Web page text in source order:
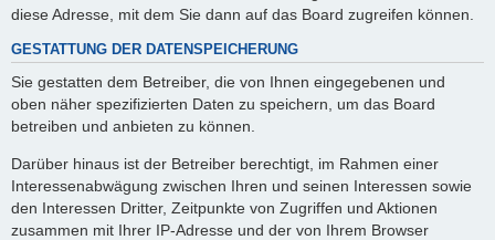
diese Adresse, mit dem Sie dann auf das Board zugreifen können.
GESTATTUNG DER DATENSPEICHERUNG
Sie gestatten dem Betreiber, die von Ihnen eingegebenen und
oben näher spezifizierten Daten zu speichern, um das Board
betreiben und anbieten zu können.
Darüber hinaus ist der Betreiber berechtigt, im Rahmen einer
Interessenabwägung zwischen Ihren und seinen Interessen sowie
den Interessen Dritter, Zeitpunkte von Zugriffen und Aktionen
zusammen mit Ihrer IP-Adresse und der von Ihrem Browser